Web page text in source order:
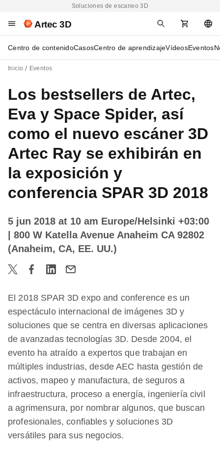
Soluciones de escaneo 3D
Artec 3D
Centro de contenidoCasosCentro de aprendizajeVídeosEventos
Inicio Eventos
Los bestsellers de Artec,
Eva y Space Spider, así
como el nuevo escáner 3D
Artec Ray se exhibirán en
la exposición y
conferencia SPAR 3D 2018
5 jun 2018 at 10 am Europe/Helsinki +03:00
| 800 W Katella Avenue Anaheim CA 92802
(Anaheim, CA, EE. UU.)
El 2018 SPAR 3D expo and conference es un
espectáculo internacional de imágenes 3D y
soluciones que se centra en diversas aplicaciones
de avanzadas tecnologías 3D. Desde 2004, el
evento ha atraído a expertos que trabajan en
múltiples industrias, desde AEC hasta gestión de
activos, mapeo y manufactura, de seguros a
infraestructura, proceso a energía, ingeniería civil
a agrimensura, por nombrar algunos, que buscan
profesionales, confiables y soluciones 3D
versátiles para sus negocios.